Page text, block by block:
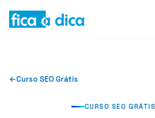
←Curso SEO Grátis
CURSO SEO GRÁTIS